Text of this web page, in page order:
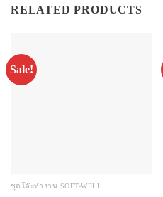
RELATED PRODUCTS
Sale!
ชุดโต๊ะทำงาน SOFT-WELL